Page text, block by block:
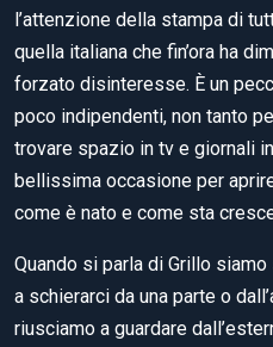
l’attenzione della stampa di
quella italiana che fin’ora ha
forzato disinteresse. È un
poco indipendenti, non tanto
trovare spazio in tv e giornali
bellissima occasione per
come è nato e come sta
Quando si parla di Grillo
a schierarci da una parte o
riusciamo a guardare